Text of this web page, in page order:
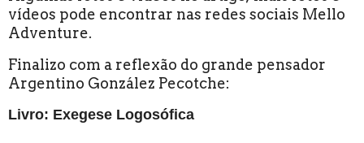
vídeos pode encontrar nas redes sociais Mello
Adventure.
Finalizo com a reflexão do grande pensador
Argentino González Pecotche:
Livro: Exegese Logosófica